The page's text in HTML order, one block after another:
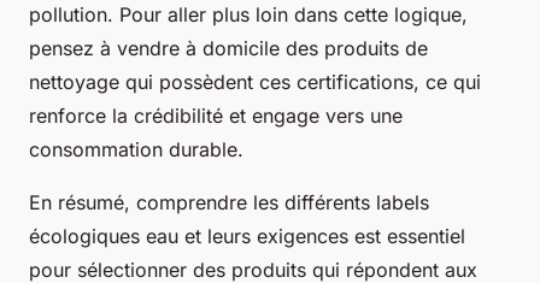
pollution. Pour aller plus loin dans cette logique,
pensez à vendre à domicile des produits de
nettoyage qui possèdent ces certifications, ce qui
renforce la crédibilité et engage vers une
consommation durable.
En résumé, comprendre les différents labels
écologiques eau et leurs exigences est essentiel
pour sélectionner des produits qui répondent aux